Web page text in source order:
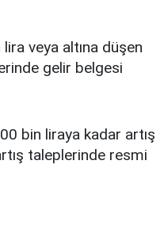
veya altına düşen
gelir belgesi
bin liraya kadar artış
taleplerinde resmi